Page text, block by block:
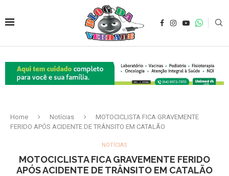
Home Notícias
MOTOCICLISTA FICA GRAVEMENTE
FERIDO APÓS ACIDENTE DE TRÂNSITO EM CATALÃO
NOTÍCIAS
MOTOCICLISTA FICA GRAVEMENTE FERIDO
APÓS ACIDENTE DE TRÂNSITO EM CATALÃO